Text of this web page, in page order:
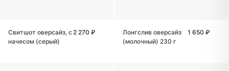
Свитшот оверсайз, с
начесом (серый)
2 270 ₽
Лонгслив оверсайз
(молочный) 230 г
1 650 ₽